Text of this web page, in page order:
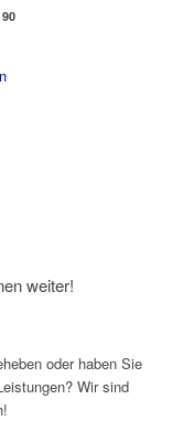
weiter!
oder haben Sie
Wir sind